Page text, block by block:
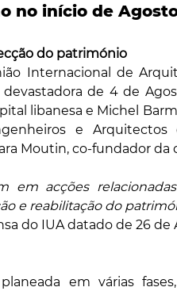
no início de
do património
Internacional de
de 4 de
libanesa e Michel
e Arquitectos
Moutin, co-fundador
em acções
e reabilitação do
do IUA datado de 26 de
em várias